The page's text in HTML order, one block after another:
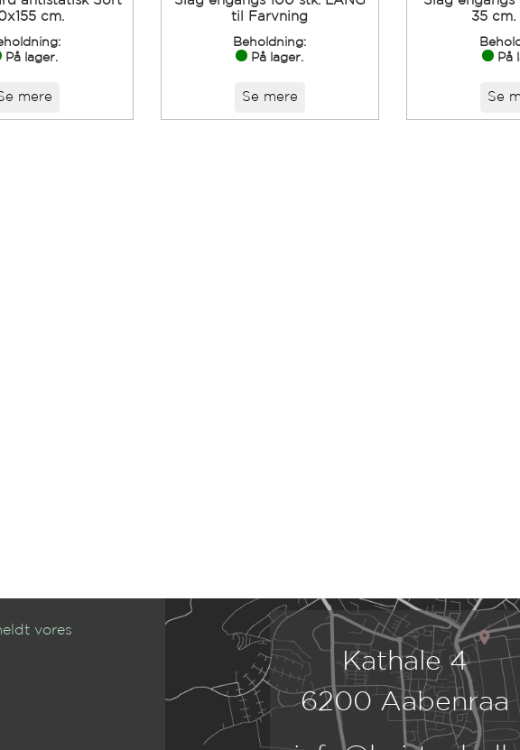
cm.
På lager.
mere
til Farvning
Beholdning:
På lager.
Se mere
35
På
Se
vores
Kathale 4
6200 Aabenraa